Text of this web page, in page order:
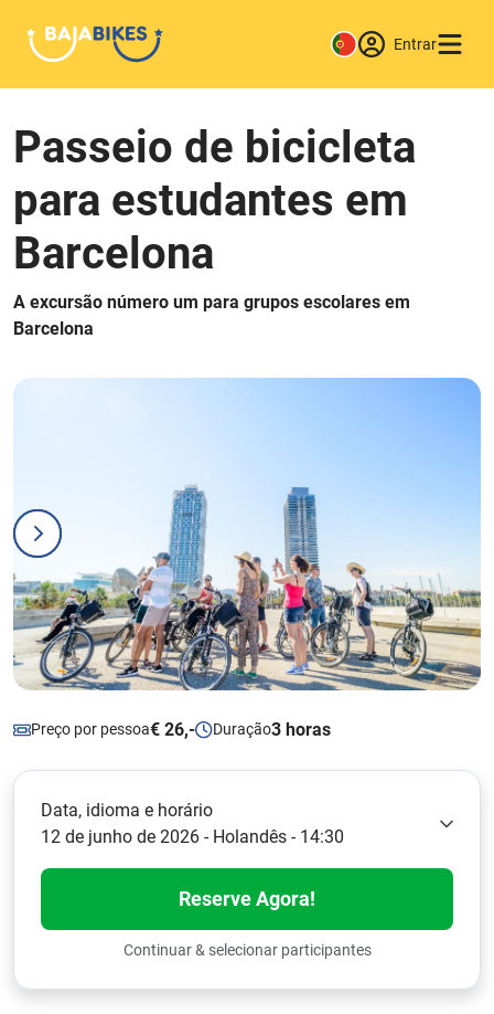
Entrar
Passeio de bicicleta
para estudantes em
Barcelona
A excursão número um para grupos escolares em
Barcelona
Preço por pessoa€ 26,- Duração3 horas
Data, idioma e horário
12 de junho de 2026 - Holandês - 14:30
Reserve Agora!
Continuar & selecionar participantes